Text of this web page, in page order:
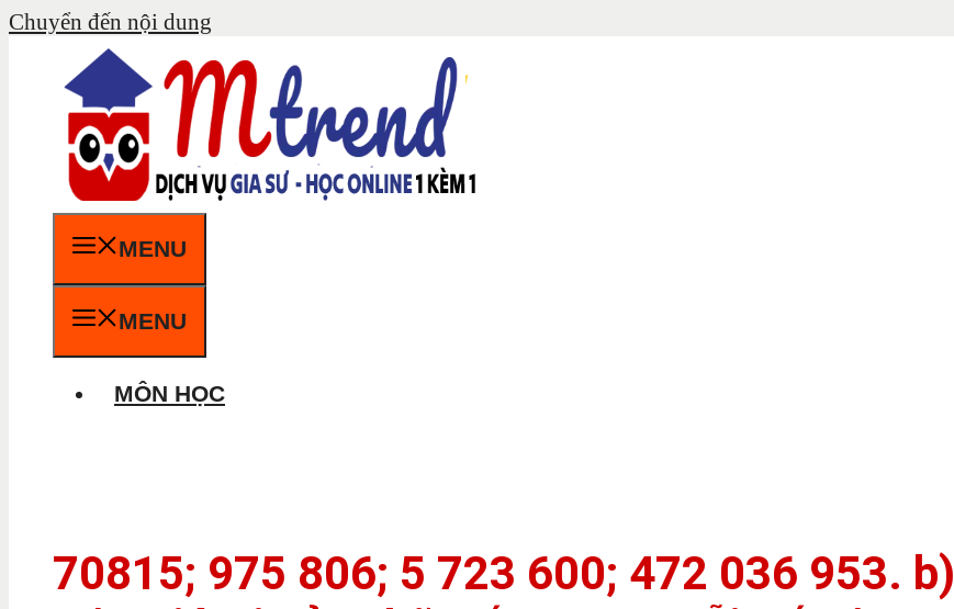
Chuyển đến nội dung
MENU
MENU
MÔN HỌC
70815; 975 806; 5 723 600; 472 036 953. b)